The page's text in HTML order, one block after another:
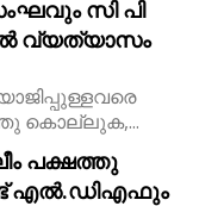
സി പി
വ്യത്യാസം
കൊല്ലുക,...
പക്ഷത്തു
എൽ.ഡിഎഫും